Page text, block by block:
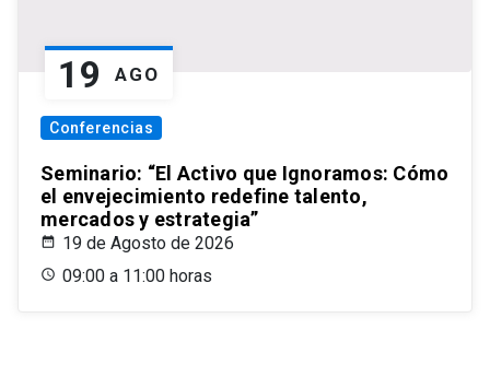
19 AGO
Conferencias
Seminario: “El Activo que Ignoramos: Cómo
el envejecimiento redefine talento,
mercados y estrategia”
19 de Agosto de 2026
09:00 a 11:00 horas